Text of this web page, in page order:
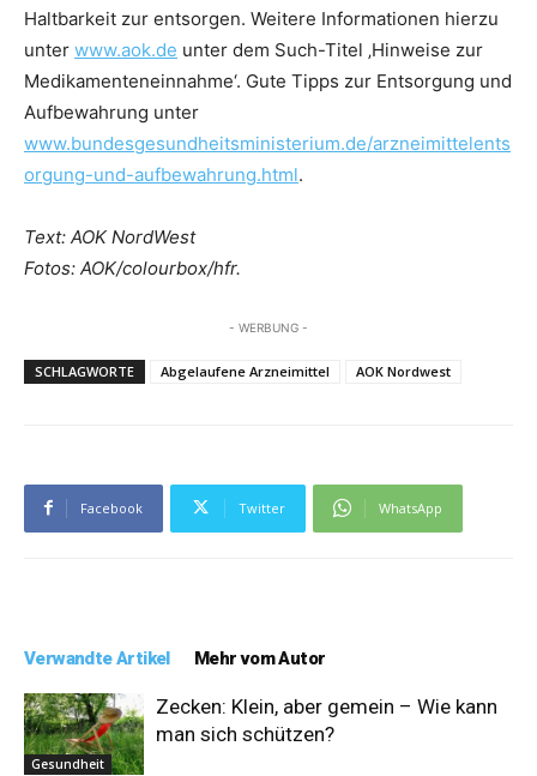
Haltbarkeit zur entsorgen. Weitere Informationen hierzu
unter www.aok.de unter dem Such-Titel ‚Hinweise zur
Medikamenteneinnahme‘. Gute Tipps zur Entsorgung und
Aufbewahrung unter
www.bundesgesundheitsministerium.de/arzneimittelents
orgung-und-aufbewahrung.html.
Text: AOK NordWest
Fotos: AOK/colourbox/hfr.
- WERBUNG -
SCHLAGWORTE Abgelaufene Arzneimittel AOK Nordwest
Facebook Twitter WhatsApp
Verwandte Artikel Mehr vom Autor
Gesundheit
Zecken: Klein, aber gemein – Wie kann
man sich schützen?